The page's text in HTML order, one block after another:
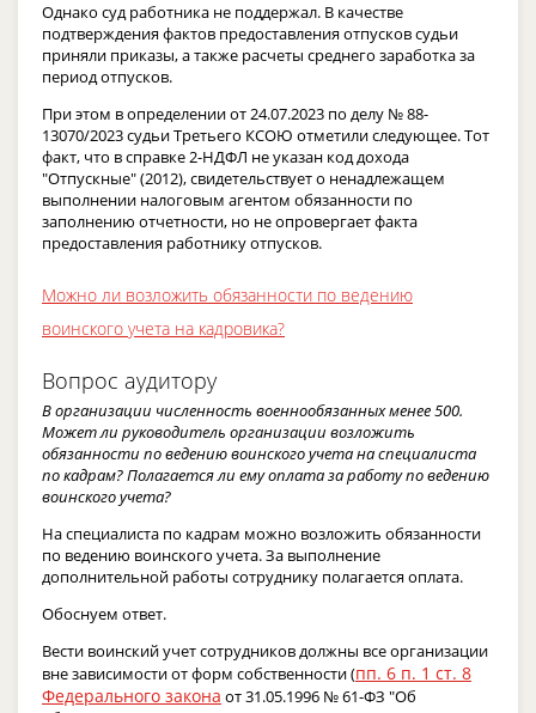
Однако суд работника не поддержал. В качестве
подтверждения фактов предоставления отпусков судьи
приняли приказы, а также расчеты среднего заработка за
период отпусков.
При этом в определении от 24.07.2023 по делу № 88-
13070/2023 судьи Третьего КСОЮ отметили следующее. Тот
факт, что в справке 2-НДФЛ не указан код дохода
"Отпускные" (2012), свидетельствует о ненадлежащем
выполнении налоговым агентом обязанности по
заполнению отчетности, но не опровергает факта
предоставления работнику отпусков.
Можно ли возложить обязанности по ведению
воинского учета на кадровика?
Вопрос аудитору
В организации численность военнообязанных менее 500.
Может ли руководитель организации возложить
обязанности по ведению воинского учета на специалиста
по кадрам? Полагается ли ему оплата за работу по ведению
воинского учета?
На специалиста по кадрам можно возложить обязанности
по ведению воинского учета. За выполнение
дополнительной работы сотруднику полагается оплата.
Обоснуем ответ.
Вести воинский учет сотрудников должны все организации
вне зависимости от форм собственности (пп. 6 п. 1 ст. 8
Федерального закона от 31.05.1996 № 61-ФЗ "Об